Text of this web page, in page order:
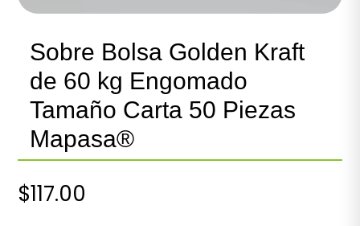
Sobre Bolsa Golden Kraft
de 60 kg Engomado
Tamaño Carta 50 Piezas
Mapasa®
$117.00